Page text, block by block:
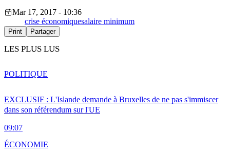
Mar 17, 2017 - 10:36
crise économiquesalaire minimum
Print Partager
LES PLUS LUS
EXCLUSIF : L'Islande demande à Bruxelles de ne pas s'immiscer
dans son référendum sur l'UE
09:07
POLITIQUE
ÉCONOMIE